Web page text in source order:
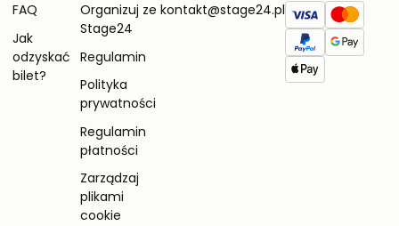
FAQ
Jak
odzyskać
bilet?
Organizuj ze
Stage24
Regulamin
Polityka
prywatności
Regulamin
płatności
Zarządzaj
plikami
cookie
kontakt@stage24.pl